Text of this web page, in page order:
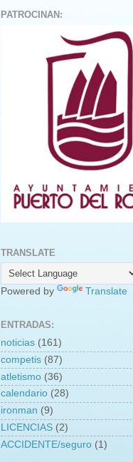
PATROCINAN:
TRANSLATE
Powered by Translate
ENTRADAS:
noticias (161)
competis (87)
atletismo (36)
calendario (28)
ironman (9)
LICENCIAS (2)
ACCIDENTE/seguro (1)